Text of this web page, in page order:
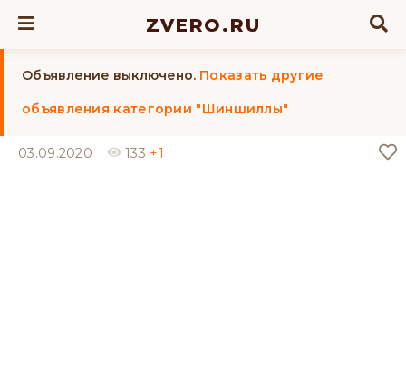
ZVERO.RU
Объявление выключено. Показать другие
объявления категории "Шиншиллы"
03.09.2020 133 +1